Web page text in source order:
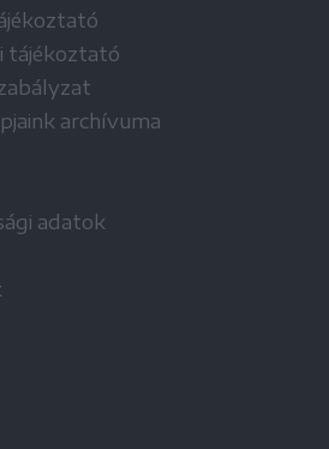
tájékoztató
archívuma
adatok